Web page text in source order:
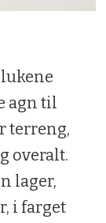
agn til
terreng,
overalt.
lager,
i farget